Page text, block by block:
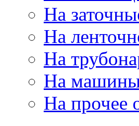
На
На
На
На машины
На прочее